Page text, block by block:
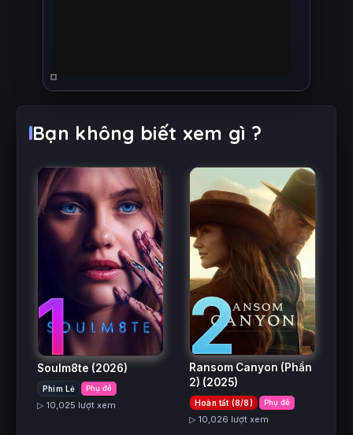
Bạn không biết xem gì ?
1
Soulm8te (2026)
Phim Lẻ Phụ đề
▷ 10,025 lượt xem
2
Ransom Canyon (Phần
2) (2025)
Hoàn tất (8/8) Phụ đề
▷ 10,026 lượt xem